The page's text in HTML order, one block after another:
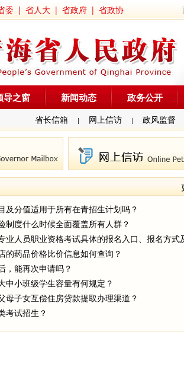
委 | 省人大 | 省政府 | 省政协
导之窗 新闻动态 政务公开
省长信箱 | 网上信访 | 政风监督
及分值适用于所有在青招生计划吗？
制度什么时候全面覆盖所有人群？
的药品价格比价信息如何查询？
，能再次申请吗？
中小班级学生容量有何规定？
母子女互偿住房贷款提取办理渠道？
考试招生？